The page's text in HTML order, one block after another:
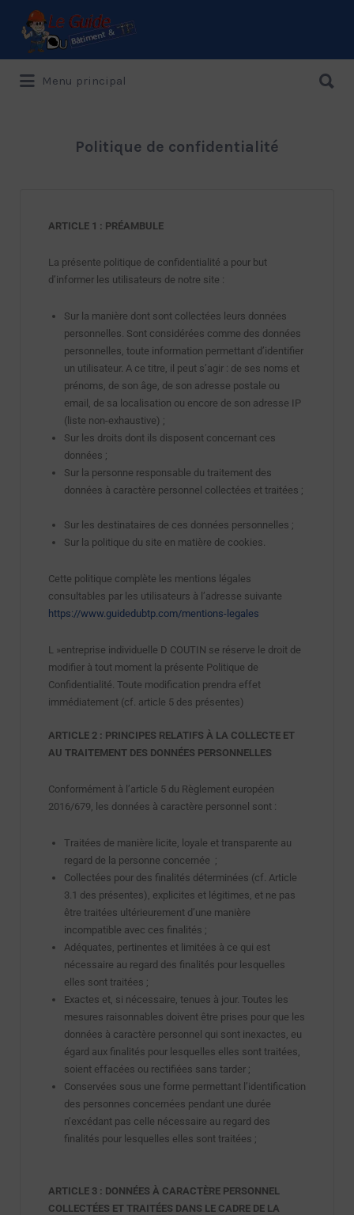
Le Guide de référence depuis 1995
Menu principal
Politique de confidentialité
ARTICLE 1 : PRÉAMBULE
La présente politique de confidentialité a pour but
d’informer les utilisateurs de notre site :
Sur la manière dont sont collectées leurs données
personnelles. Sont considérées comme des données
personnelles, toute information permettant d’identifier
un utilisateur. A ce titre, il peut s’agir : de ses noms et
prénoms, de son âge, de son adresse postale ou
email, de sa localisation ou encore de son adresse IP
(liste non-exhaustive) ;
Sur les droits dont ils disposent concernant ces
données ;
Sur la personne responsable du traitement des
données à caractère personnel collectées et traitées ;
Sur les destinataires de ces données personnelles ;
Sur la politique du site en matière de cookies.
Cette politique complète les mentions légales
consultables par les utilisateurs à l’adresse suivante
https://www.guidedubtp.com/mentions-legales
L »entreprise individuelle D COUTIN se réserve le droit de
modifier à tout moment la présente Politique de
Confidentialité. Toute modification prendra effet
immédiatement (cf. article 5 des présentes)
ARTICLE 2 : PRINCIPES RELATIFS À LA COLLECTE ET
AU TRAITEMENT DES DONNÉES PERSONNELLES
Conformément à l’article 5 du Règlement européen
2016/679, les données à caractère personnel sont :
Traitées de manière licite, loyale et transparente au
regard de la personne concernée ;
Collectées pour des finalités déterminées (cf. Article
3.1 des présentes), explicites et légitimes, et ne pas
être traitées ultérieurement d’une manière
incompatible avec ces finalités ;
Adéquates, pertinentes et limitées à ce qui est
nécessaire au regard des finalités pour lesquelles
elles sont traitées ;
Exactes et, si nécessaire, tenues à jour. Toutes les
mesures raisonnables doivent être prises pour que les
données à caractère personnel qui sont inexactes, eu
égard aux finalités pour lesquelles elles sont traitées,
soient effacées ou rectifiées sans tarder ;
Conservées sous une forme permettant l’identification
des personnes concernées pendant une durée
n’excédant pas celle nécessaire au regard des
finalités pour lesquelles elles sont traitées ;
ARTICLE 3 : DONNÉES À CARACTÈRE PERSONNEL
COLLECTÉES ET TRAITÉES DANS LE CADRE DE LA